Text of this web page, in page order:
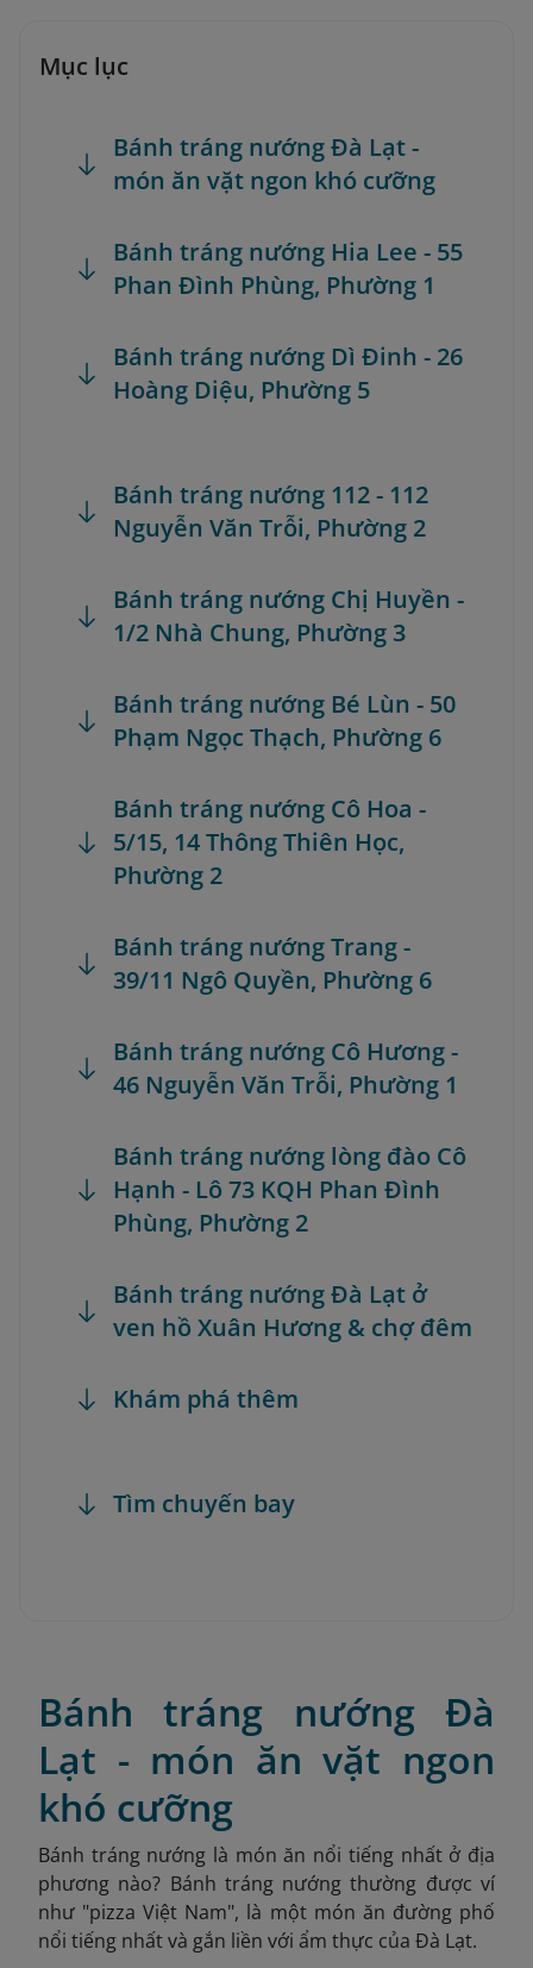
Mục lục
Bánh tráng nướng Đà Lạt -
món ăn vặt ngon khó cưỡng
Bánh tráng nướng Hia Lee - 55
Phan Đình Phùng, Phường 1
Bánh tráng nướng Dì Đinh - 26
Hoàng Diệu, Phường 5
Bánh tráng nướng 112 - 112
Nguyễn Văn Trỗi, Phường 2
Bánh tráng nướng Chị Huyền -
1/2 Nhà Chung, Phường 3
Bánh tráng nướng Bé Lùn - 50
Phạm Ngọc Thạch, Phường 6
Bánh tráng nướng Cô Hoa -
5/15, 14 Thông Thiên Học,
Phường 2
Bánh tráng nướng Trang -
39/11 Ngô Quyền, Phường 6
Bánh tráng nướng Cô Hương -
46 Nguyễn Văn Trỗi, Phường 1
Bánh tráng nướng lòng đào Cô
Hạnh - Lô 73 KQH Phan Đình
Phùng, Phường 2
Bánh tráng nướng Đà Lạt ở
ven hồ Xuân Hương & chợ đêm
Khám phá thêm
Tìm chuyến bay
Bánh tráng nướng Đà
Lạt - món ăn vặt ngon
khó cưỡng
Bánh tráng nướng là món ăn nổi tiếng nhất ở địa
phương nào? Bánh tráng nướng thường được ví
như "pizza Việt Nam", là một món ăn đường phố
nổi tiếng nhất và gắn liền với ẩm thực của Đà Lạt.